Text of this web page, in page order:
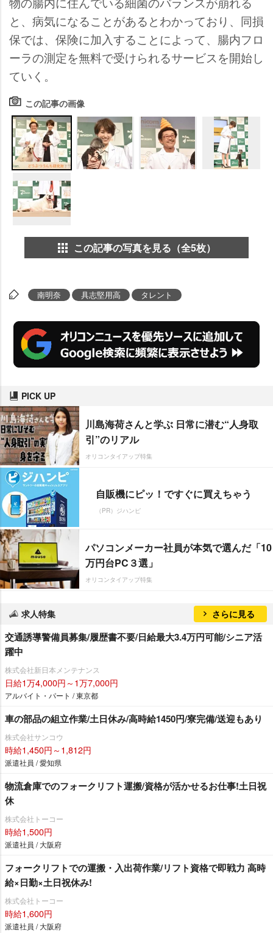
と、病気になることがあるとわかっており、同損
保では、保険に加入することによって、腸内フロ
ーラの測定を無料で受けられるサービスを開始し
ていく。
この記事の画像
この記事の写真を見る（全5枚）
南明奈 具志堅用高 タレント
PICK UP
川島海荷さんと学ぶ 日常に潜む“人身取
引”のリアル
オリコンタイアップ特集
自販機にピッ！ですぐに買えちゃう
（PR）ジハンピ
パソコンメーカー社員が本気で選んだ「10
万円台PC３選」
オリコンタイアップ特集
求人特集 さらに見る
交通誘導警備員募集/履歴書不要/日給最大3.4万円可能/シニア活
躍中
株式会社新日本メンテナンス
日給1万4,000円～1万7,000円
アルバイト・パート / 東京都
車の部品の組立作業/土日休み/高時給1450円/寮完備/送迎もあり
株式会社サンコウ
時給1,450円～1,812円
派遣社員 / 愛知県
物流倉庫でのフォークリフト運搬/資格が活かせるお仕事!土日祝
休
株式会社トーコー
時給1,500円
派遣社員 / 大阪府
フォークリフトでの運搬・入出荷作業/リフト資格で即戦力 高時
給×日勤×土日祝休み!
株式会社トーコー
時給1,600円
派遣社員 / 大阪府